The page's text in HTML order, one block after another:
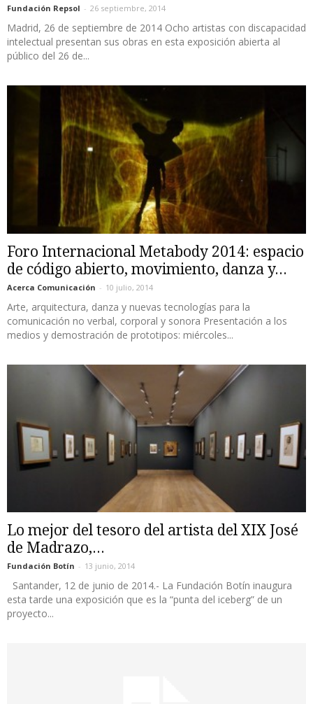
Fundación Repsol - 26 septiembre, 2014
Madrid, 26 de septiembre de 2014 Ocho artistas con discapacidad
intelectual presentan sus obras en esta exposición abierta al
público del 26 de...
Foro Internacional Metabody 2014: espacio
de código abierto, movimiento, danza y...
Acerca Comunicación - 10 julio, 2014
Arte, arquitectura, danza y nuevas tecnologías para la
comunicación no verbal, corporal y sonora Presentación a los
medios y demostración de prototipos: miércoles...
Lo mejor del tesoro del artista del XIX José
de Madrazo,...
Fundación Botín - 13 junio, 2014
Santander, 12 de junio de 2014.- La Fundación Botín inaugura
esta tarde una exposición que es la “punta del iceberg” de un
proyecto...